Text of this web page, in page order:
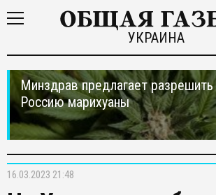
УКРАИНА
Минздрав предлагает
Россию марихуаны
16.03.2023 21:48